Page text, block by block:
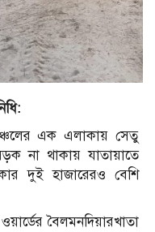
এক এলাকায় সেতু
না থাকায় যাতায়াতে
দুই হাজারেরও বেশি
বৈলমনদিয়ারখাতা